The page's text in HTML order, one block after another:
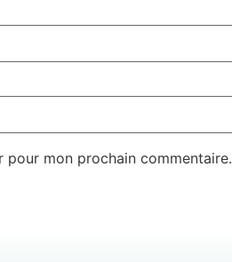
mon prochain commentaire.